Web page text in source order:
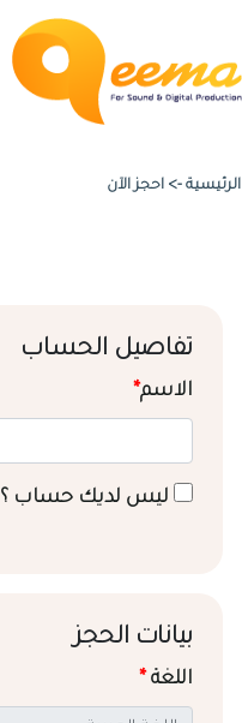
الرئيسية -> احجز الآن
تفاصيل الحساب
الاسم*
ليس لديك حساب ؟
بيانات الحجز
اللغة*